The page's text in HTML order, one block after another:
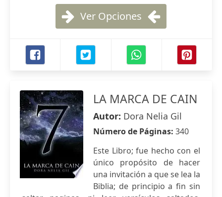
Ver Opciones
LA MARCA DE CAIN
Autor: Dora Nelia Gil
Número de Páginas: 340
Este Libro; fue hecho con el
único propósito de hacer
una invitación a que se lea la
Biblia; de principio a fin sin